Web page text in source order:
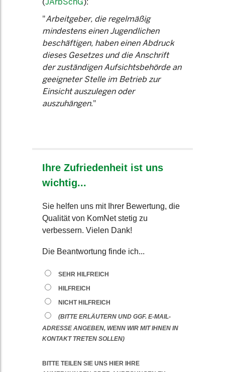
"Arbeitgeber, die regelmäßig
mindestens einen Jugendlichen
beschäftigen, haben einen Abdruck
dieses Gesetzes und die Anschrift
der zuständigen Aufsichtsbehörde an
geeigneter Stelle im Betrieb zur
Einsicht auszulegen oder
auszuhängen."